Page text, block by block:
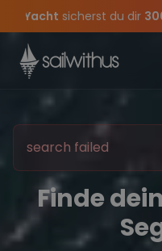
Skip to content
Sichere Dir jetztDein
keineTörn-Updates,
Closing Party 2026!Die
search failed
Finde